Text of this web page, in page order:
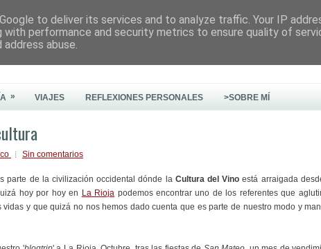
» VIAJES REFLEXIONES PERSONALES >SOBRE MÍ
Sin comentarios
parte de la civilización occidental dónde la Cultura del Vino está arraigada
hoy por hoy en La Rioja podemos encontrar uno de los referentes que
y que quizá no nos hemos dado cuenta que es parte de nuestro modo y
to deliver its services and to analyze traffic. Your IP
with performance and security metrics to ensure quality of
abuse.